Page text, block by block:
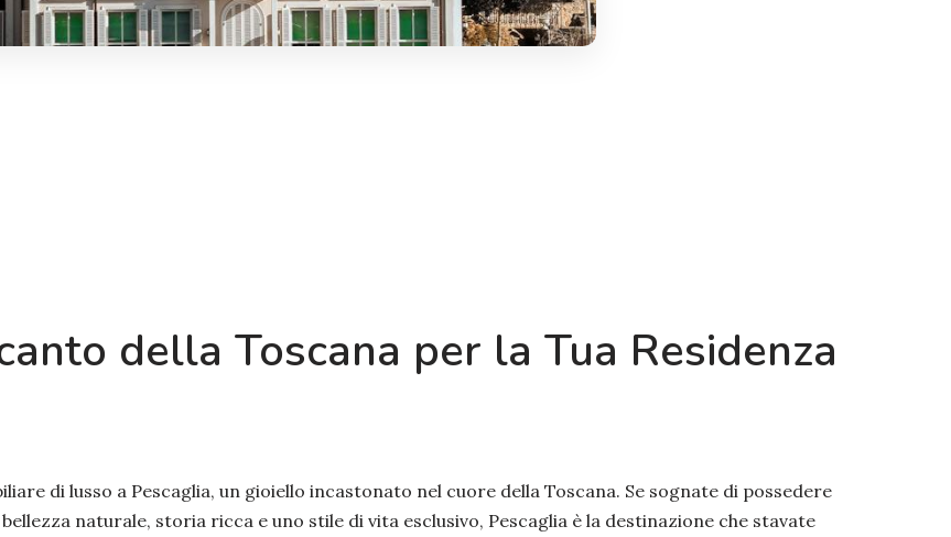
della Toscana per la Tua Residenza
di lusso a Pescaglia, un gioiello incastonato nel cuore della Toscana. Se sognate di possedere
naturale, storia ricca e uno stile di vita esclusivo, Pescaglia è la destinazione che stavate